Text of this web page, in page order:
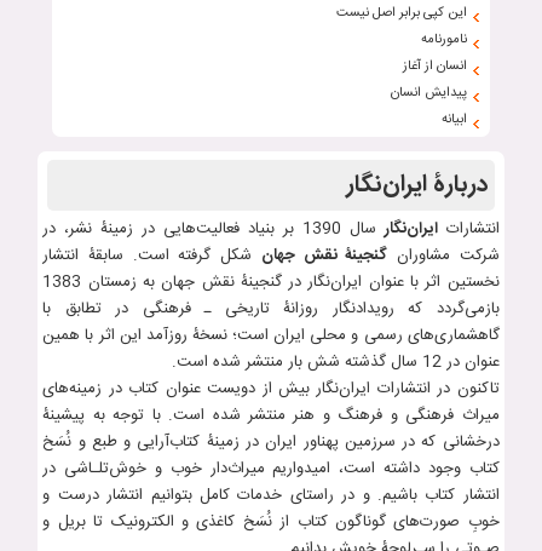
این کپی برابر اصل نیست
نامورنامه
انسان از آغاز
پیدایش انسان
ابیانه
دربارۀ ایران‌نگار
انتشارات ایران‌نگار
سال 1390 بر بنیاد فعالیت‌هایی در زمینۀ نشر، در
شرکت مشاوران گنجینۀ نقش جهانشکل گرفته است. سابقۀ انتشار
نخستین اثر با عنوان ایران‌نگار در گنجینۀ نقش جهان به زمستان 1383
بازمی‌گردد که رویدادنگار روزانۀ تاریخی ـ فرهنگی در تطابق با
گاهشماری‌های رسمی و محلی ایران است؛ نسخۀ روزآمد این اثر با همین
عنوان در 12 سال گذشته شش بار منتشر شده است.
تاکنون در انتشارات ایران‌نگار بیش از دویست عنوان کتاب‌ در زمینه‌های
میراث فرهنگی و فرهنگ و هنر منتشر شده است. با توجه به پیشینۀ
درخشانی که در سرزمین پهناور ایران در زمینۀ کتاب‌آرایی و طبع و نُسَخ
کتاب وجود داشته است، امیدواریم میراث‌دار خوب و خوش‌تلـاشی در
انتشار کتاب باشیم. و در راستای خدمات کامل بتوانیم انتشار درست و
خوبِ صورت‌های گوناگون کتاب از نُسَخ کاغذی و الکترونیک تا بریل و